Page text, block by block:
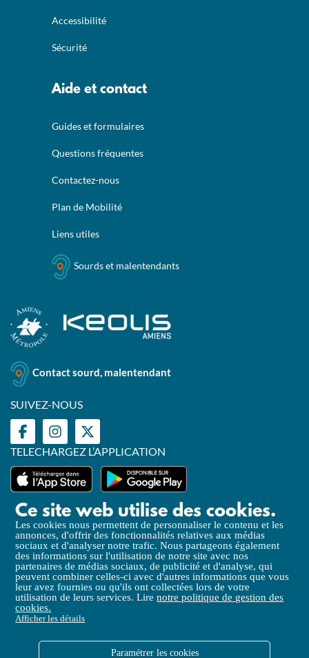
Ce site web utilise des cookies.
Les cookies nous permettent de personnaliser le contenu et les
annonces, d'offrir des fonctionnalités relatives aux médias
sociaux et d'analyser notre trafic. Nous partageons également
des informations sur l'utilisation de notre site avec nos
partenaires de médias sociaux, de publicité et d'analyse, qui
peuvent combiner celles-ci avec d'autres informations que vous
leur avez fournies ou qu'ils ont collectées lors de votre
utilisation de leurs services. Lirenotre politique de gestion des
cookies.
Afficher les détails
Paramétrer les cookies
Accessibilité
Sécurité
Aide et contact
Guides et formulaires
Questions fréquentes
Contactez-nous
Plan de Mobilité
Liens utiles
Sourds et malentendants
Contact sourd, malentendant
SUIVEZ-NOUS
TELECHARGEZ L’APPLICATION
Mentions légales
Politique de Confidentialité
Politique de gestion des cookies
Accessibilité (partielle)